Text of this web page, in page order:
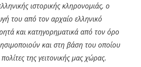
ιστορικής κληρονομιάς, ο
του από τον αρχαίο ελληνικό
και κατηγορηματικά από τον όρο
και στη βάση του οποίου
της γειτονικής μας χώρας.